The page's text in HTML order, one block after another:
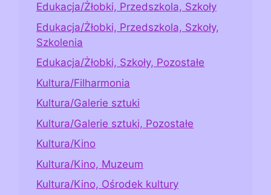
Edukacja/Żłobki, Przedszkola, Szkoły
Edukacja/Żłobki, Przedszkola, Szkoły,
Szkolenia
Edukacja/Żłobki, Szkoły, Pozostałe
Kultura/Filharmonia
Kultura/Galerie sztuki
Kultura/Galerie sztuki, Pozostałe
Kultura/Kino
Kultura/Kino, Muzeum
Kultura/Kino, Ośrodek kultury